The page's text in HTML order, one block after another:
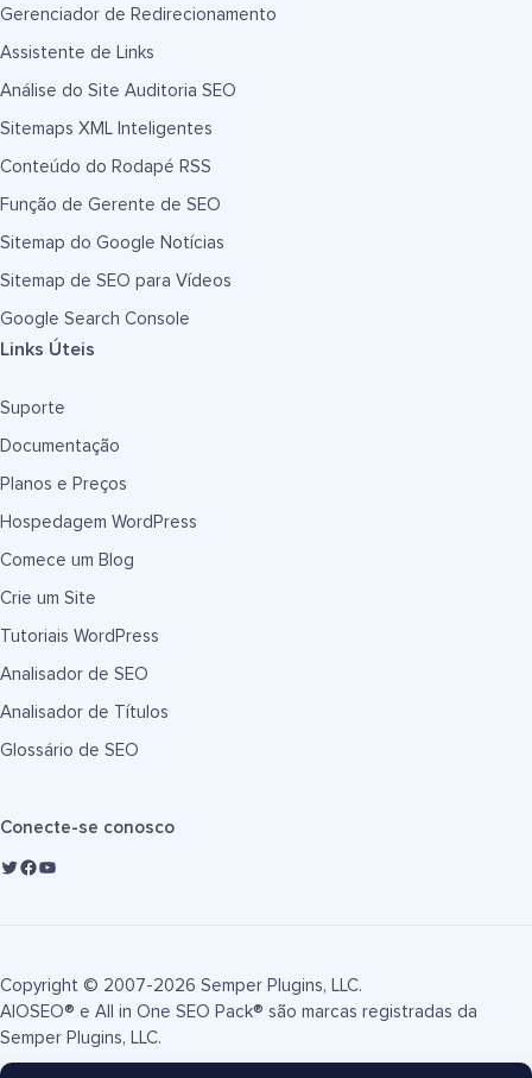
Gerenciador de Redirecionamento
Assistente de Links
Análise do Site Auditoria SEO
Sitemaps XML Inteligentes
Conteúdo do Rodapé RSS
Função de Gerente de SEO
Sitemap do Google Notícias
Sitemap de SEO para Vídeos
Google Search Console
Links Úteis
Suporte
Documentação
Planos e Preços
Hospedagem WordPress
Comece um Blog
Crie um Site
Tutoriais WordPress
Analisador de SEO
Analisador de Títulos
Glossário de SEO
Conecte-se conosco
Copyright © 2007-2026 Semper Plugins, LLC.
AIOSEO® e All in One SEO Pack® são marcas registradas da
Semper Plugins, LLC.